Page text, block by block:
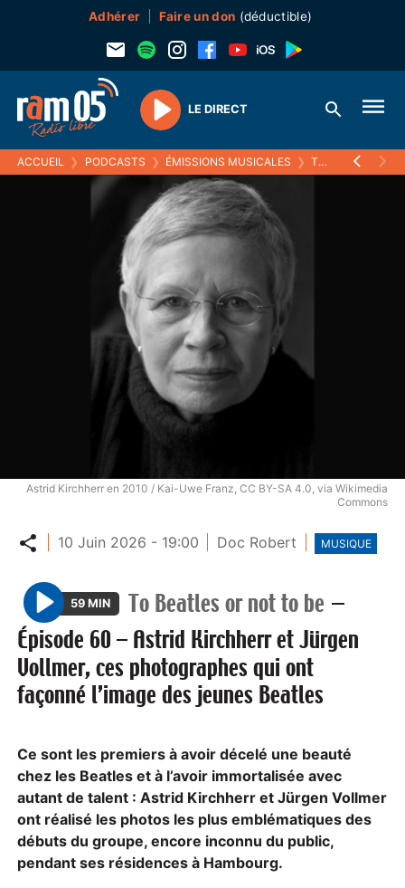
Adhérer Faire un don (déductible)
Play
LE DIRECT
ACCUEIL ❯ PODCASTS ❯ ÉMISSIONS MUSICALES ❯ TO BEATLES OR NOT TO BE
Astrid Kirchherr en 2010 / Kai-Uwe Franz, CC BY-SA 4.0, via Wikimedia
Commons
Partager
10 Juin 2026 - 19:00 Doc Robert MUSIQUE
P
l
y
59 MIN To Beatles or not to be —
Épisode 60 – Astrid Kirchherr et Jürgen
Vollmer, ces photographes qui ont
façonné l’image des jeunes Beatles
Ce sont les premiers à avoir décelé une beauté
chez les Beatles et à l’avoir immortalisée avec
autant de talent : Astrid Kirchherr et Jürgen Vollmer
ont réalisé les photos les plus emblématiques des
débuts du groupe, encore inconnu du public,
pendant ses résidences à Hambourg.